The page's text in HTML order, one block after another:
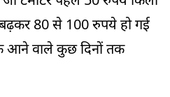
80 से 100 रुपये हो गई
आने वाले कुछ दिनों तक